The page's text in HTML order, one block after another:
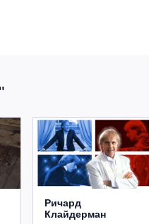
Ричард
Клайдерман